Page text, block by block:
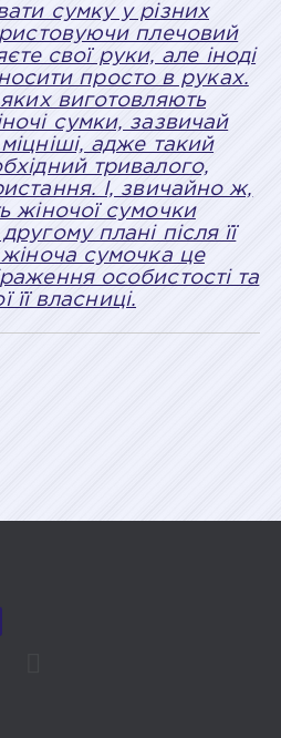
сумку у різних
плечовий
свої руки, але іноді
просто в руках.
виготовляють
сумки, зазвичай
адже такий
тривалого,
І, звичайно ж,
жіночої сумочки
плані після її
сумочка це
особистості та
її власниці.